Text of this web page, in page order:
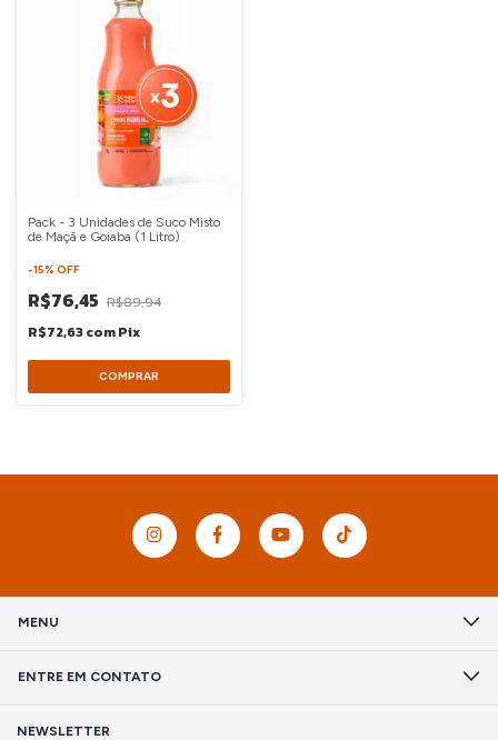
Pack - 3 Unidades de Suco Misto
de Maçã e Goiaba (1 Litro)
-15% OFF
R$76,45 R$89,94
R$72,63comPix
MENU
ENTRE EM CONTATO
NEWSLETTER